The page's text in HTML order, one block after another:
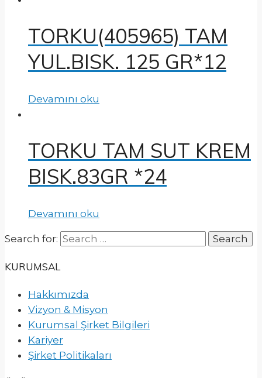
TORKU(405965) TAM
YUL.BISK. 125 GR*12
Devamını oku
TORKU TAM SUT KREM
BISK.83GR *24
Devamını oku
Search for:
KURUMSAL
Hakkımızda
Vizyon & Misyon
Kurumsal Şirket Bilgileri
Kariyer
Şirket Politikaları